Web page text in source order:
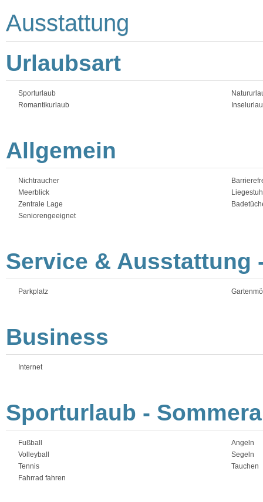
Ausstattung
Urlaubsart
Sporturlaub
Romantikurlaub
Allgemein
Nichtraucher
Meerblick
Zentrale Lage
Seniorengeeignet
Service & Ausstattung
Parkplatz
Business
Internet
Sporturlaub -
Fußball
Volleyball
Tennis
Fahrrad fahren
Angeln
Segeln
Tauchen